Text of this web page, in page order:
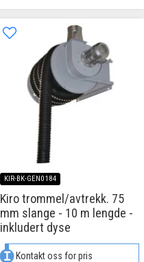
KIR-BK-GEN0184
Kiro trommel/avtrekk. 75
mm slange - 10 m lengde -
inkludert dyse
Kontakt oss for pris